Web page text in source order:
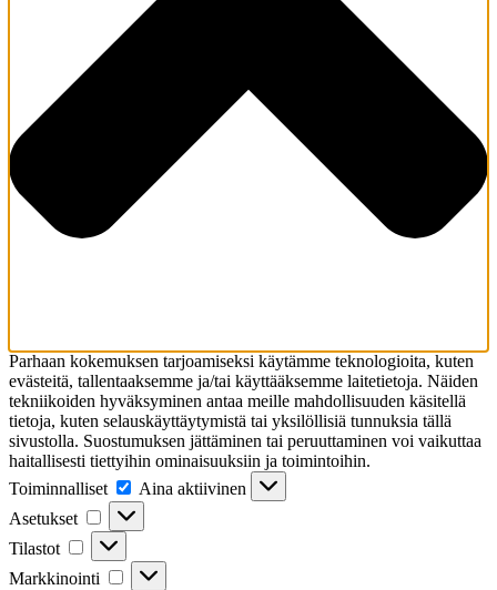
Parhaan kokemuksen tarjoamiseksi käytämme teknologioita, kuten
evästeitä, tallentaaksemme ja/tai käyttääksemme laitetietoja. Näiden
tekniikoiden hyväksyminen antaa meille mahdollisuuden käsitellä
tietoja, kuten selauskäyttäytymistä tai yksilöllisiä tunnuksia tällä
sivustolla. Suostumuksen jättäminen tai peruuttaminen voi vaikuttaa
haitallisesti tiettyihin ominaisuuksiin ja toimintoihin.
Toiminnalliset
Toiminnalliset
Aina aktiivinen
Asetukset
Asetukset
Tilastot Tilastot
Markkinointi Markkinointi